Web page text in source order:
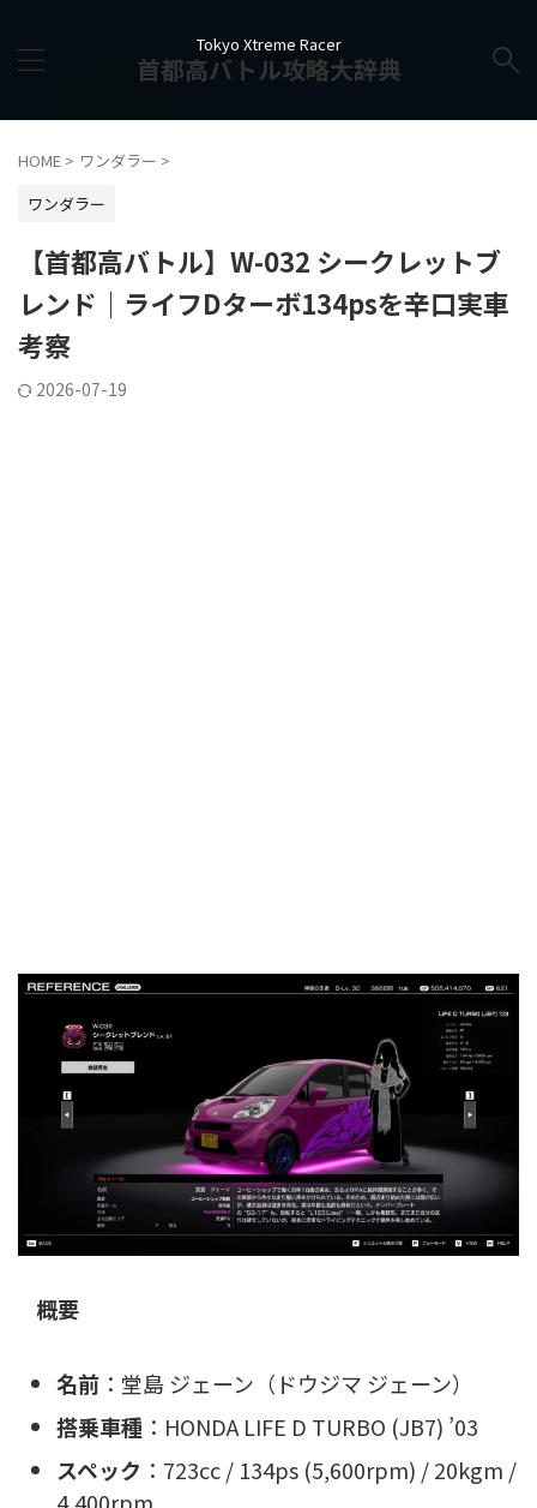
Tokyo Xtreme Racer
首都高バトル攻略大辞典
HOME > ワンダラー >
ワンダラー
【首都高バトル】W-032 シークレットブ
レンド｜ライフDターボ134psを辛口実車
考察
2026-07-19
概要
名前 ：堂島 ジェーン（ドウジマ ジェーン）
搭乗車種 ：HONDA LIFE D TURBO (JB7) ’03
スペック ：723cc / 134ps (5,600rpm) / 20kgm /
4,400rpm